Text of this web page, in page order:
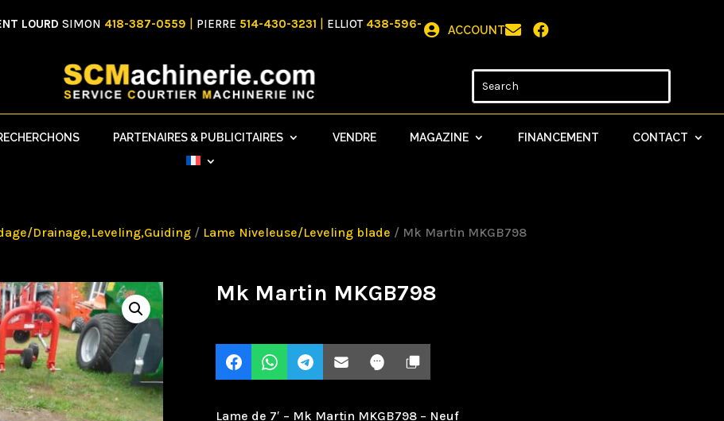
LOURD SIMON 418-387-0559 PIERRE 514-430-3231 ELLIOT 438-596-  ACCOUNT 
PARTENAIRES & PUBLICITAIRES VENDRE MAGAZINE FINANCEMENT CONTACT
Drainage,Leveling,Guiding / Lame Niveleuse/Leveling blade / Mk Martin MKGB798
Mk Martin MKGB798
Lame de 7′ – Mk Martin MKGB798 – Neuf